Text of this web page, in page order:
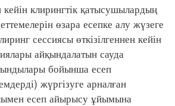
клирингтік қатысушылардың
өзара есепке алу жүзеге
сессиясы өткізілгеннен кейін
айқындалатын сауда
бойынша есеп
жүргізуге арналған
есеп айырысу ұйымына